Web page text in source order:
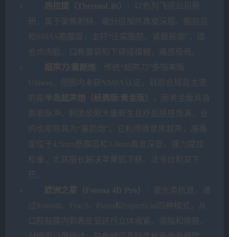
热拉提（ThermoLift）
：以色列飞顿公司原
研，属于聚焦射频，能分层加热真皮深层、脂肪层
和SMAS筋膜层，主打“压实脂肪、紧致轮廓”，适
合肉肉脸、口角囊袋和下颌缘模糊，痛感极低。
超声刀/童颜炮 ：传统“超声刀”多指美版
Ulthera，但国内未获NMPA认证。目前合规且主流
的是半岛超声炮（经典版/黄金版）
，因黄金版具备
高能脉冲、刺激胶原大量新生且疗后肤感饱满，业
内也常称其为“童颜炮”。它利用微聚焦超声，准确
定位于4.5mm筋膜层和3.0mm真皮深层，强力提拉
松垂，尤其擅长解决苹果肌下移、法令纹和双下
巴。
欧洲之星（Fotona 4D Pro）
：激光类抗衰，通
过Smooth、Frac3、Piano和Superficial四种模式，从
口腔黏膜内到表皮层进行立体收紧、溶脂和焕肤，